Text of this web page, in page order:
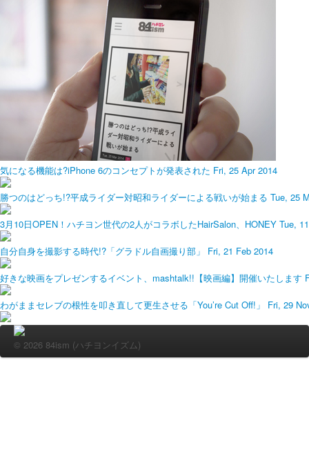
気になる機能は?iPhone 6のコンセプトが発表された Fri, 25 Apr 2014
勝つのはどっち!?平成ライダー対昭和ライダーによる戦いが始まる Tue, 25
3月10日OPEN！ハチヨン世代の2人がコラボしたHairSalon、HONEY Tue,
自分自身を撮影する時代!?「グラドル自画撮り部」 Fri, 21 Feb 2014
好きな映画をプレゼンするイベント、mashtalk!!【映画編】開催いたします
わがままセレブの根性を叩き直して更生させる「You’re Cut Off!」 Fri, 29
© 2026 84ism (ハチヨンイズム)